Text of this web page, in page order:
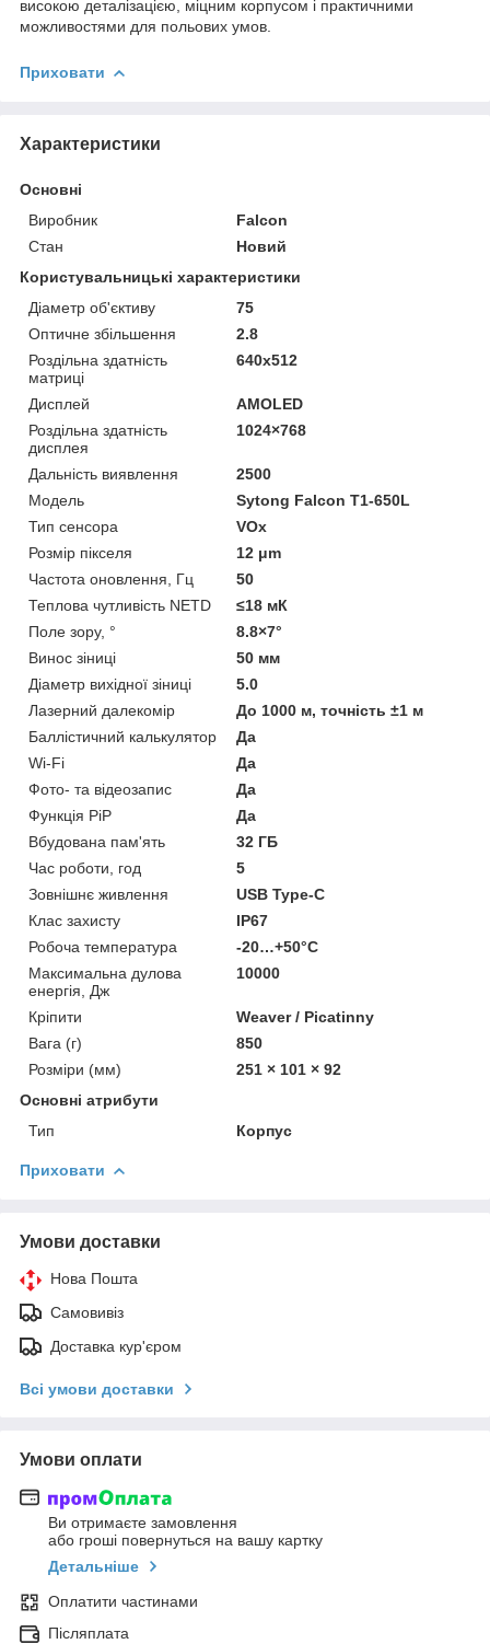
високою деталізацією, міцним корпусом і практичними
можливостями для польових умов.
Приховати
Характеристики
Основні
Виробник
Falcon
Стан
Новий
Користувальницькі характеристики
Діаметр об'єктиву
75
Оптичне збільшення
2.8
Роздільна здатність
матриці
640x512
Дисплей
AMOLED
Роздільна здатність
дисплея
1024×768
Дальність виявлення
2500
Модель
Sytong Falcon T1-650L
Тип сенсора
VOx
Розмір пікселя
12 μm
Частота оновлення, Гц
50
Теплова чутливість NETD
≤18 мК
Поле зору, °
8.8×7°
Винос зіниці
50 мм
Діаметр вихідної зіниці
5.0
Лазерний далекомір
До 1000 м, точність ±1 м
Баллістичний калькулятор
Да
Wi-Fi
Да
Фото- та відеозапис
Да
Функція PiP
Да
Вбудована пам'ять
32 ГБ
Час роботи, год
5
Зовнішнє живлення
USB Type-C
Клас захисту
IP67
Робоча температура
-20…+50°C
Максимальна дулова
енергія, Дж
10000
Кріпити
Weaver / Picatinny
Вага (г)
850
Розміри (мм)
251 × 101 × 92
Основні атрибути
Тип
Корпус
Приховати
Умови доставки
Нова Пошта
Самовивіз
Доставка кур'єром
Всі умови доставки
Умови оплати
Ви отримаєте замовлення
або гроші повернуться на вашу картку
Детальніше
Оплатити частинами
Післяплата